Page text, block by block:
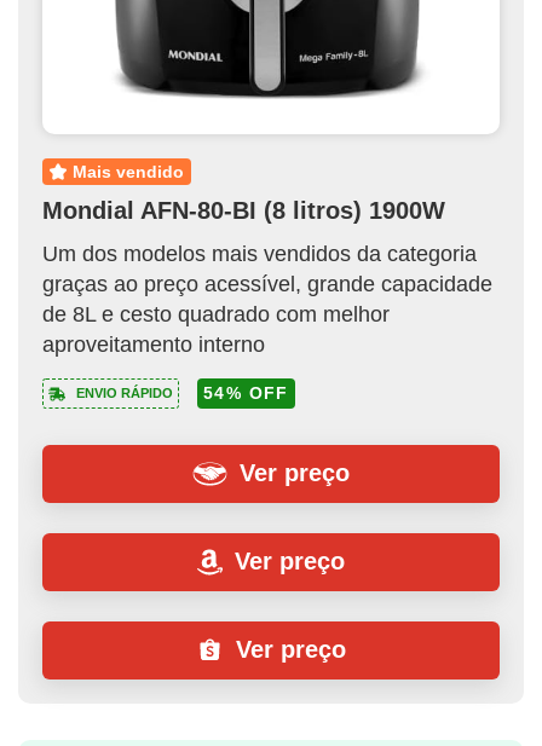
mais vendido
Mondial AFN-80-BI (8 litros) 1900W
Um dos modelos mais vendidos da categoria
graças ao preço acessível, grande capacidade
de 8L e cesto quadrado com melhor
aproveitamento interno
ENVIO RÁPIDO 54% OFF
Ver preço
Ver preço
Ver preço